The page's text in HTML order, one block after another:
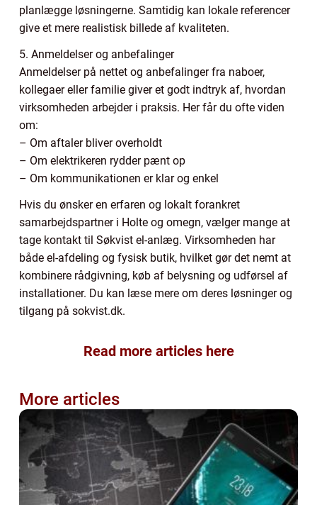
planlægge løsningerne. Samtidig kan lokale referencer
give et mere realistisk billede af kvaliteten.
5. Anmeldelser og anbefalinger
Anmeldelser på nettet og anbefalinger fra naboer,
kollegaer eller familie giver et godt indtryk af, hvordan
virksomheden arbejder i praksis. Her får du ofte viden
om:
– Om aftaler bliver overholdt
– Om elektrikeren rydder pænt op
– Om kommunikationen er klar og enkel
Hvis du ønsker en erfaren og lokalt forankret
samarbejdspartner i Holte og omegn, vælger mange at
tage kontakt til Søkvist el-anlæg. Virksomheden har
både el-afdeling og fysisk butik, hvilket gør det nemt at
kombinere rådgivning, køb af belysning og udførsel af
installationer. Du kan læse mere om deres løsninger og
tilgang på sokvist.dk.
Read more articles here
More articles